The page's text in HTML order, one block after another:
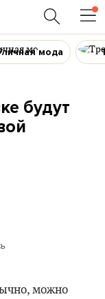
мода
будут
можно